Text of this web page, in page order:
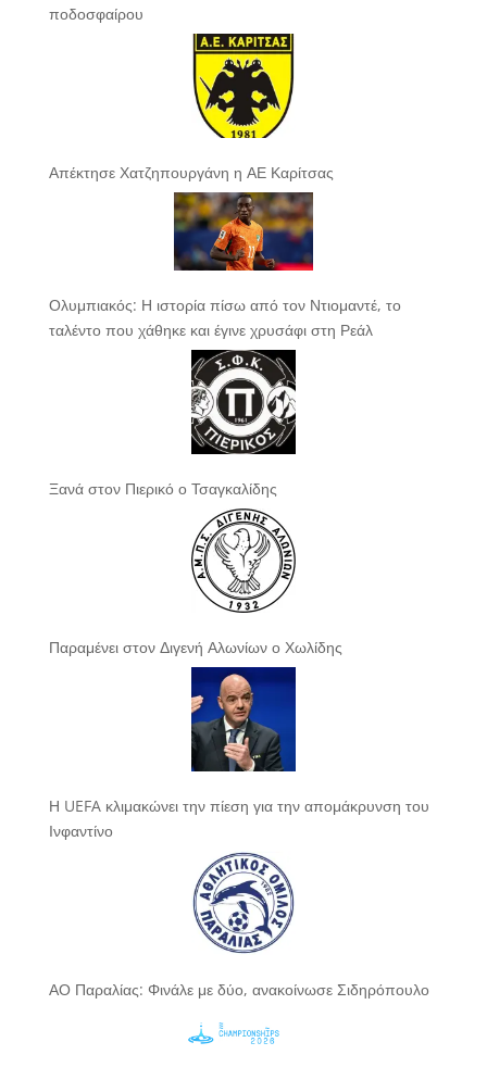
ποδοσφαίρου
Απέκτησε Χατζηπουργάνη η ΑΕ Καρίτσας
Ολυμπιακός: Η ιστορία πίσω από τον Ντιομαντέ, το
ταλέντο που χάθηκε και έγινε χρυσάφι στη Ρεάλ
Ξανά στον Πιερικό ο Τσαγκαλίδης
Παραμένει στον Διγενή Αλωνίων ο Χωλίδης
Η UEFA κλιμακώνει την πίεση για την απομάκρυνση του
Ινφαντίνο
ΑΟ Παραλίας: Φινάλε με δύο, ανακοίνωσε Σιδηρόπουλο